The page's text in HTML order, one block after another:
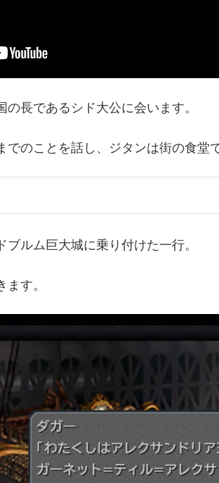
の長であるシド大公に会います。
でのことを話し、ジタンは街の食堂
ブルム巨大城に乗り付けた一行。
す。